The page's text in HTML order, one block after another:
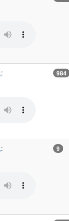
:
984
:
9